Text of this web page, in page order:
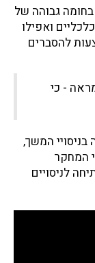
גבוהה של
ואפילו
להסברים
- כי
המשך,
המחקר
לניסויים